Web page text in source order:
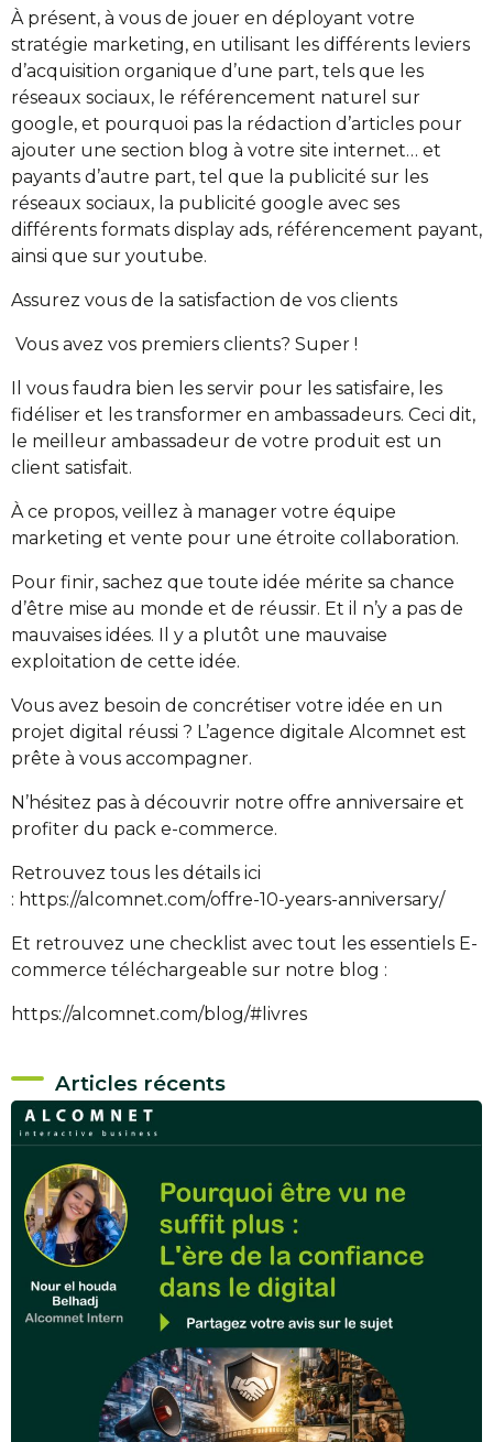
À présent, à vous de jouer en déployant votre
stratégie marketing, en utilisant les différents leviers
d’acquisition organique d’une part, tels que les
réseaux sociaux, le référencement naturel sur
google, et pourquoi pas la rédaction d’articles pour
ajouter une section blog à votre site internet… et
payants d’autre part, tel que la publicité sur les
réseaux sociaux, la publicité google avec ses
différents formats display ads, référencement payant,
ainsi que sur youtube.
Assurez vous de la satisfaction de vos clients
Vous avez vos premiers clients? Super !
Il vous faudra bien les servir pour les satisfaire, les
fidéliser et les transformer en ambassadeurs. Ceci dit,
le meilleur ambassadeur de votre produit est un
client satisfait.
À ce propos, veillez à manager votre équipe
marketing et vente pour une étroite collaboration.
Pour finir, sachez que toute idée mérite sa chance
d’être mise au monde et de réussir. Et il n’y a pas de
mauvaises idées. Il y a plutôt une mauvaise
exploitation de cette idée.
Vous avez besoin de concrétiser votre idée en un
projet digital réussi ? L’agence digitale Alcomnet est
prête à vous accompagner.
N’hésitez pas à découvrir notre offre anniversaire et
profiter du pack e-commerce.
Retrouvez tous les détails ici
: https://alcomnet.com/offre-10-years-anniversary/
Et retrouvez une checklist avec tout les essentiels E-
commerce téléchargeable sur notre blog :
https://alcomnet.com/blog/#livres
Articles récents